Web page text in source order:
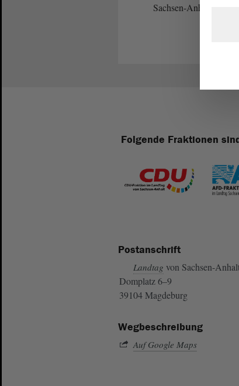
Sachsen-Anhalt zur
Folgende Fraktionen
Postanschrift
Landtag von Sachsen-
Domplatz 6–9
39104 Magdeburg
Wegbeschreibung
Auf Google Maps